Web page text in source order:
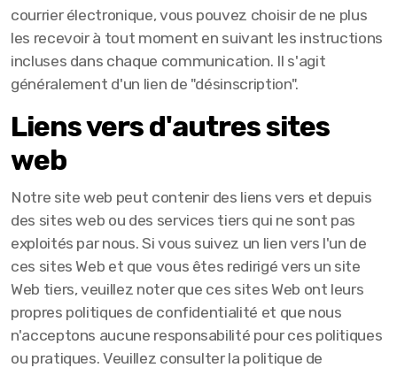
courrier électronique, vous pouvez choisir de ne plus
les recevoir à tout moment en suivant les instructions
incluses dans chaque communication. Il s'agit
généralement d'un lien de "désinscription".
Liens vers d'autres sites
web
Notre site web peut contenir des liens vers et depuis
des sites web ou des services tiers qui ne sont pas
exploités par nous. Si vous suivez un lien vers l'un de
ces sites Web et que vous êtes redirigé vers un site
Web tiers, veuillez noter que ces sites Web ont leurs
propres politiques de confidentialité et que nous
n'acceptons aucune responsabilité pour ces politiques
ou pratiques. Veuillez consulter la politique de